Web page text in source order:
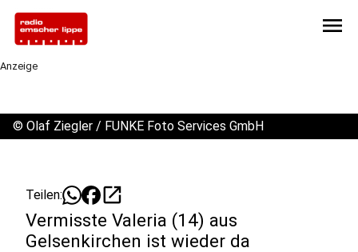
menu
Anzeige
© Olaf Ziegler / FUNKE Foto Services GmbH
Teilen: open_in_new
Vermisste Valeria (14) aus
Gelsenkirchen ist wieder da